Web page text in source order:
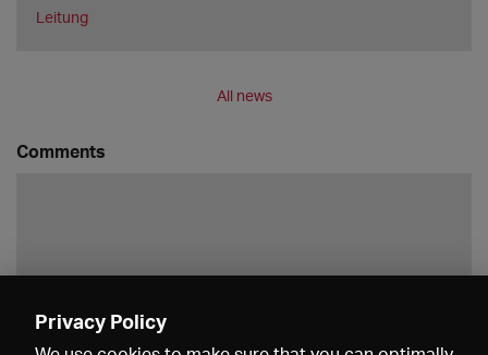
Leitung
All news
Comments
Privacy Policy